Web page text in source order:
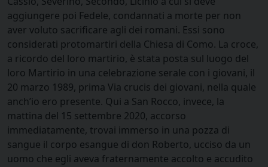
aggiungere poi Fedele, condannati a morte per non
aver voluto sacrificare agli dei romani. Essi sono
considerati protomartiri della Chiesa di Como. La croce,
a ricordo del loro martirio, è stata posta sul luogo del
loro Martirio in una celebrazione serale con i giovani, il
20 marzo 1989, prima Via crucis dei giovani, nella quale
anch’io ero presente. Qui a San Rocco, invece, la
mattina del 15 settembre 2020, accorso
immediatamente, trovai immerso in una pozza di
sangue il corpo esangue di don Roberto, ucciso da un
uomo che egli aveva fraternamente accolto e accudito